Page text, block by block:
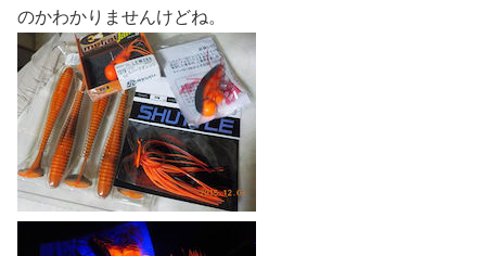
のかわかりませんけどね。